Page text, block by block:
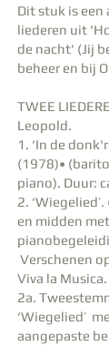
Dit stuk is een
liederen uit
de nacht' (Jij
beheer en bij
TWEE
Leopold.
1. ‘In de
(1978)•
piano). Duur:
2.
en midden
Verschenen
Viva la Musica.
2a.
‘Wiegelied’
aangepaste